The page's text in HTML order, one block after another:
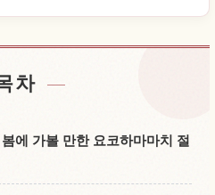
처 숙소 찾기
체험 찾기↗
차
에 가볼 만한 요코하마마치 절